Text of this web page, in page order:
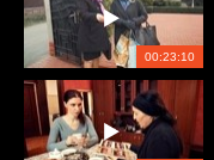
00:23:10